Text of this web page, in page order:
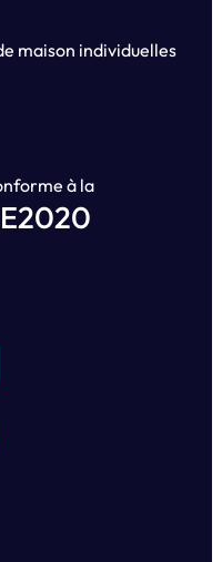
maison individuelles
à la